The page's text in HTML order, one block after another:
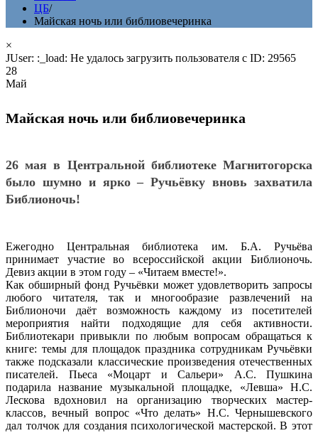
ЦБ/
Майская ночь или библиовечеринка
×
JUser: :_load: Не удалось загрузить пользователя с ID: 29565
28
Май
Майская ночь или библиовечеринка
26 мая в Центральной библиотеке Магнитогорска
было шумно и ярко – Ручьёвку вновь захватила
Библионочь!
Ежегодно Центральная библиотека им. Б.А. Ручьёва
принимает участие во всероссийской акции Библионочь.
Девиз акции в этом году – «Читаем вместе!».
Как обширный фонд Ручьёвки может удовлетворить запросы
любого читателя, так и многообразие развлечений на
Библионочи даёт возможность каждому из посетителей
мероприятия найти подходящие для себя активности.
Библиотекари привыкли по любым вопросам обращаться к
книге: темы для площадок праздника сотрудникам Ручьёвки
также подсказали классические произведения отечественных
писателей. Пьеса «Моцарт и Сальери» А.С. Пушкина
подарила название музыкальной площадке, «Левша» Н.С.
Лескова вдохновил на организацию творческих мастер-
классов, вечный вопрос «Что делать» Н.С. Чернышевского
дал толчок для создания психологической мастерской. В этот